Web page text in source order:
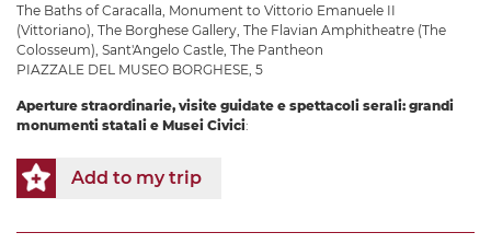
The Baths of Caracalla Monument to Vittorio Emanuele II
(Vittoriano) The Borghese Gallery The Flavian Amphitheatre (The
Colosseum) Sant'Angelo Castle The Pantheon
PIAZZALE DEL MUSEO BORGHESE, 5
Aperture straordinarie, visite guidate e spettacoli serali: grandi
monumenti statali e Musei Civici:
Add to my trip